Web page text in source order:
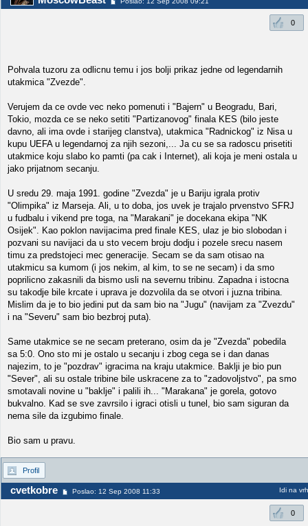
0
Pohvala tuzoru za odlicnu temu i jos bolji prikaz jedne od legendarnih
utakmica "Zvezde".
Verujem da ce ovde vec neko pomenuti i "Bajern" u Beogradu, Bari,
Tokio, mozda ce se neko setiti "Partizanovog" finala KES (bilo jeste
davno, ali ima ovde i starijeg clanstva), utakmica "Radnickog" iz Nisa u
kupu UEFA u legendarnoj za njih sezoni,... Ja cu se sa radoscu prisetiti
utakmice koju slabo ko pamti (pa cak i Internet), ali koja je meni ostala u
jako prijatnom secanju.
U sredu 29. maja 1991. godine "Zvezda" je u Bariju igrala protiv
"Olimpika" iz Marseja. Ali, u to doba, jos uvek je trajalo prvenstvo SFRJ
u fudbalu i vikend pre toga, na "Marakani" je docekana ekipa "NK
Osijek". Kao poklon navijacima pred finale KES, ulaz je bio slobodan i
pozvani su navijaci da u sto vecem broju dodju i pozele srecu nasem
timu za predstojeci mec generacije. Secam se da sam otisao na
utakmicu sa kumom (i jos nekim, al kim, to se ne secam) i da smo
poprilicno zakasnili da bismo usli na severnu tribinu. Zapadna i istocna
su takodje bile krcate i uprava je dozvolila da se otvori i juzna tribina.
Mislim da je to bio jedini put da sam bio na "Jugu" (navijam za "Zvezdu"
i na "Severu" sam bio bezbroj puta).
Same utakmice se ne secam preterano, osim da je "Zvezda" pobedila
sa 5:0. Ono sto mi je ostalo u secanju i zbog cega se i dan danas
najezim, to je "pozdrav" igracima na kraju utakmice. Baklji je bio pun
"Sever", ali su ostale tribine bile uskracene za to "zadovoljstvo", pa smo
smotavali novine u "baklje" i palili ih... "Marakana" je gorela, gotovo
bukvalno. Kad se sve zavrsilo i igraci otisli u tunel, bio sam siguran da
nema sile da izgubimo finale.
Bio sam u pravu.
Profil
cvetkobre Poslao: 12 Sep 2008 11:33 Idi na vrh
0